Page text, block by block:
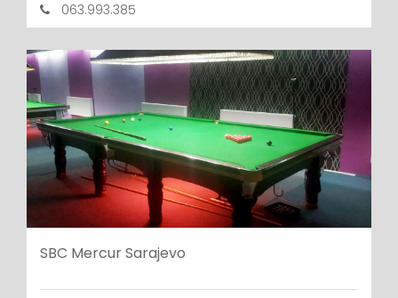
063.993.385
SBC Mercur Sarajevo